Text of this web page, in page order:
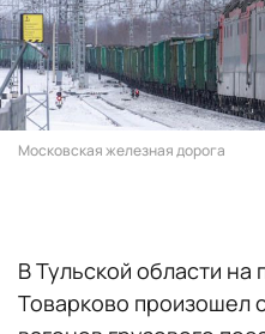
Московская железная дорога
В Тульской области
Товарково произошел